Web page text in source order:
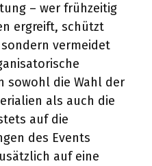
– wer frühzeitig
ergreift, schützt
vermeidet
sowohl die Wahl der
als auch die
auf die
des Events
auf eine